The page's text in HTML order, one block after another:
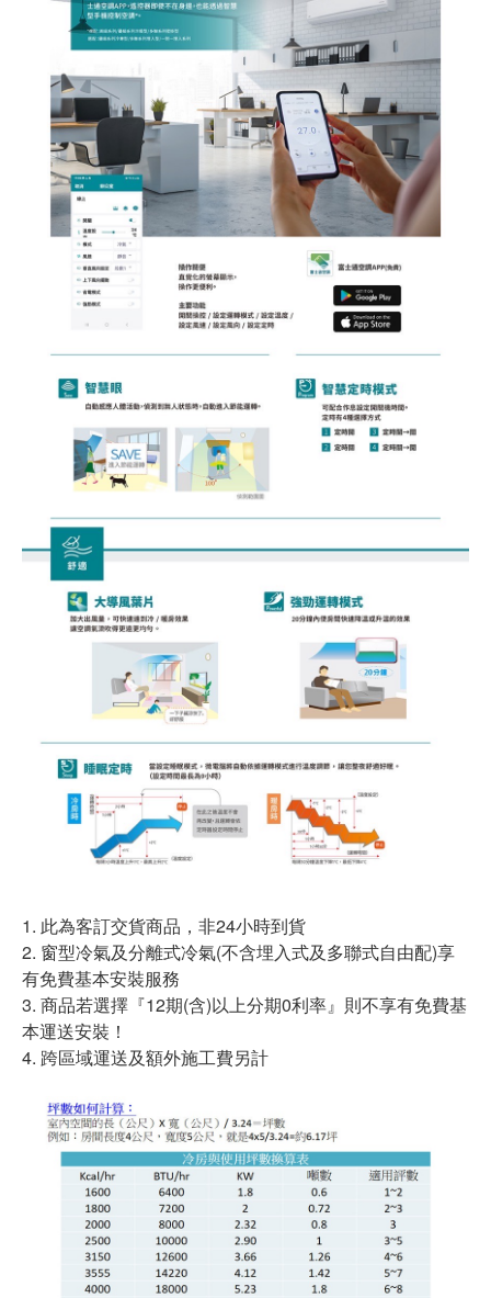
1. 此為客訂交貨商品，非24小時到貨
2. 窗型冷氣及分離式冷氣(不含埋入式及多聯式自由配)享
有免費基本安裝服務
3. 商品若選擇『12期(含)以上分期0利率』則不享有免費基
本運送安裝！
4. 跨區域運送及額外施工費另計